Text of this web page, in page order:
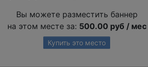
Вы можете разместить баннер
на этом месте за: 500.00 руб / мес
Купить это место